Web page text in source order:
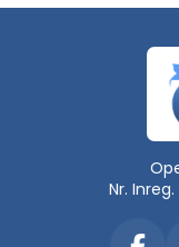
Nr.